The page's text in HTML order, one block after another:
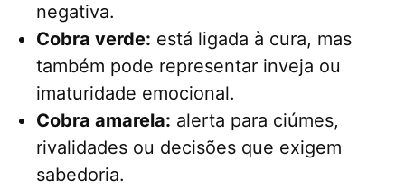
negativa.
Cobra verde: está ligada à cura, mas
também pode representar inveja ou
imaturidade emocional.
Cobra amarela: alerta para ciúmes,
rivalidades ou decisões que exigem
sabedoria.